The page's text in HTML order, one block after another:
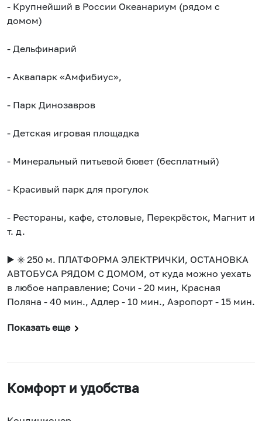
- Крупнейший в России Океанариум (рядом с
домом)
- Дельфинарий
- Аквапарк «Амфибиус»,
- Парк Динозавров
- Детская игровая площадка
- Минеральный питьевой бювет (бесплатный)
- Красивый парк для прогулок
- Рестораны, кафе, столовые, Перекрёсток, Магнит и
т. д.
▶️ ✳️ 250 м. ПЛАТФОРМА ЭЛЕКТРИЧКИ, ОСТАНОВКА
АВТОБУСА РЯДОМ С ДОМОМ, от куда можно уехать
в любое направление; Сочи - 20 мин, Красная
Поляна - 40 мин., Адлер - 10 мин., Аэропорт - 15 мин.
Показать еще
Комфорт и удобства